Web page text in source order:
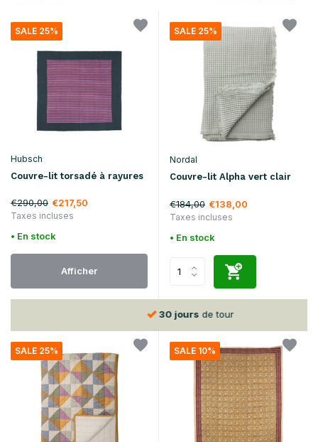
SALE 25%
Hubsch
Couvre-lit torsadé à rayures
€290,00 €217,50
Taxes incluses
• En stock
Afficher
SALE 25%
Nordal
Couvre-lit Alpha vert clair
€184,00 €138,00
Taxes incluses
• En stock
30 joursde tour
SALE 25% SALE 10%